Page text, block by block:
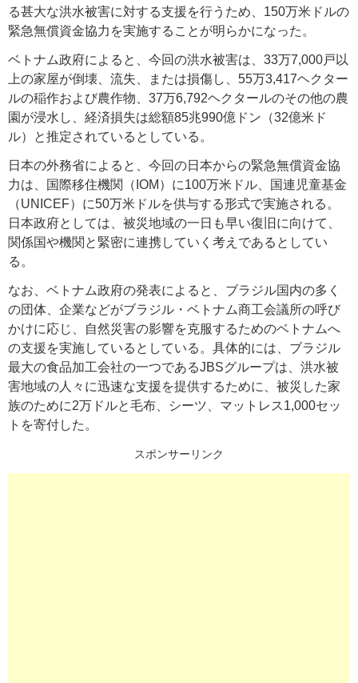
る甚大な洪水被害に対する支援を行うため、150万米ドルの
緊急無償資金協力を実施することが明らかになった。
ベトナム政府によると、今回の洪水被害は、33万7,000戸以
上の家屋が倒壊、流失、または損傷し、55万3,417ヘクター
ルの稲作および農作物、37万6,792ヘクタールのその他の農
園が浸水し、経済損失は総額85兆990億ドン（32億米ド
ル）と推定されているとしている。
日本の外務省によると、今回の日本からの緊急無償資金協
力は、国際移住機関（IOM）に100万米ドル、国連児童基金
（UNICEF）に50万米ドルを供与する形式で実施される。
日本政府としては、被災地域の一日も早い復旧に向けて、
関係国や機関と緊密に連携していく考えであるとしてい
る。
なお、ベトナム政府の発表によると、ブラジル国内の多く
の団体、企業などがブラジル・ベトナム商工会議所の呼び
かけに応じ、自然災害の影響を克服するためのベトナムへ
の支援を実施しているとしている。具体的には、ブラジル
最大の食品加工会社の一つであるJBSグループは、洪水被
害地域の人々に迅速な支援を提供するために、被災した家
族のために2万ドルと毛布、シーツ、マットレス1,000セッ
トを寄付した。
スポンサーリンク